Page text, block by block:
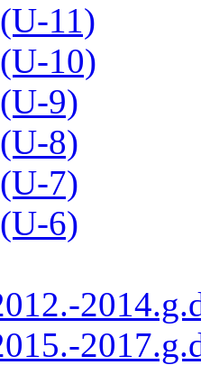
11)
10)
9)
8)
7)
6)